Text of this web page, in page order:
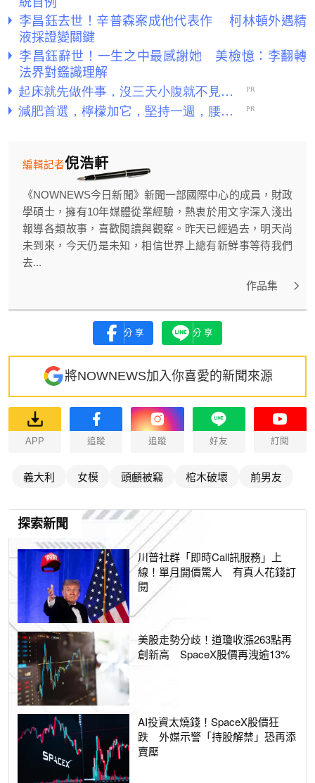
李昌鈺去世！辛普森案成他代表作 柯林頓外遇精
液採證變關鍵
李昌鈺辭世！一生之中最感謝她 美檢憶：李翻轉
法界對鑑識理解
倪浩軒
編輯記者
《NOWNEWS今日新聞》新聞一部國際中心的成員，財政
學碩士，擁有10年媒體從業經驗，熱衷於用文字深入淺出
報導各類故事，喜歡閱讀與觀察。昨天已經過去，明天尚
未到來，今天仍是未知，相信世界上總有新鮮事等待我們
去...
作品集
分享 分享
將NOWNEWS加入你喜愛的新聞來源
APP 追蹤 追蹤 好友 訂閱
義大利 女模 頭顱被竊 棺木破壞 前男友
探索新聞
川普社群「即時Call訊服務」上
線！單月開價驚人 有真人花錢訂
閱
美股走勢分歧！道瓊收漲263點再
創新高 SpaceX股價再洩逾13%
AI投資太燒錢！SpaceX股價狂
跌 外媒示警「持股解禁」恐再添
賣壓